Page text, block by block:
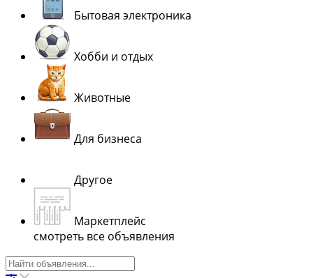
Бытовая электроника
Хобби и отдых
Животные
Для бизнеса
Другое
Маркетплейс
смотреть все объявления